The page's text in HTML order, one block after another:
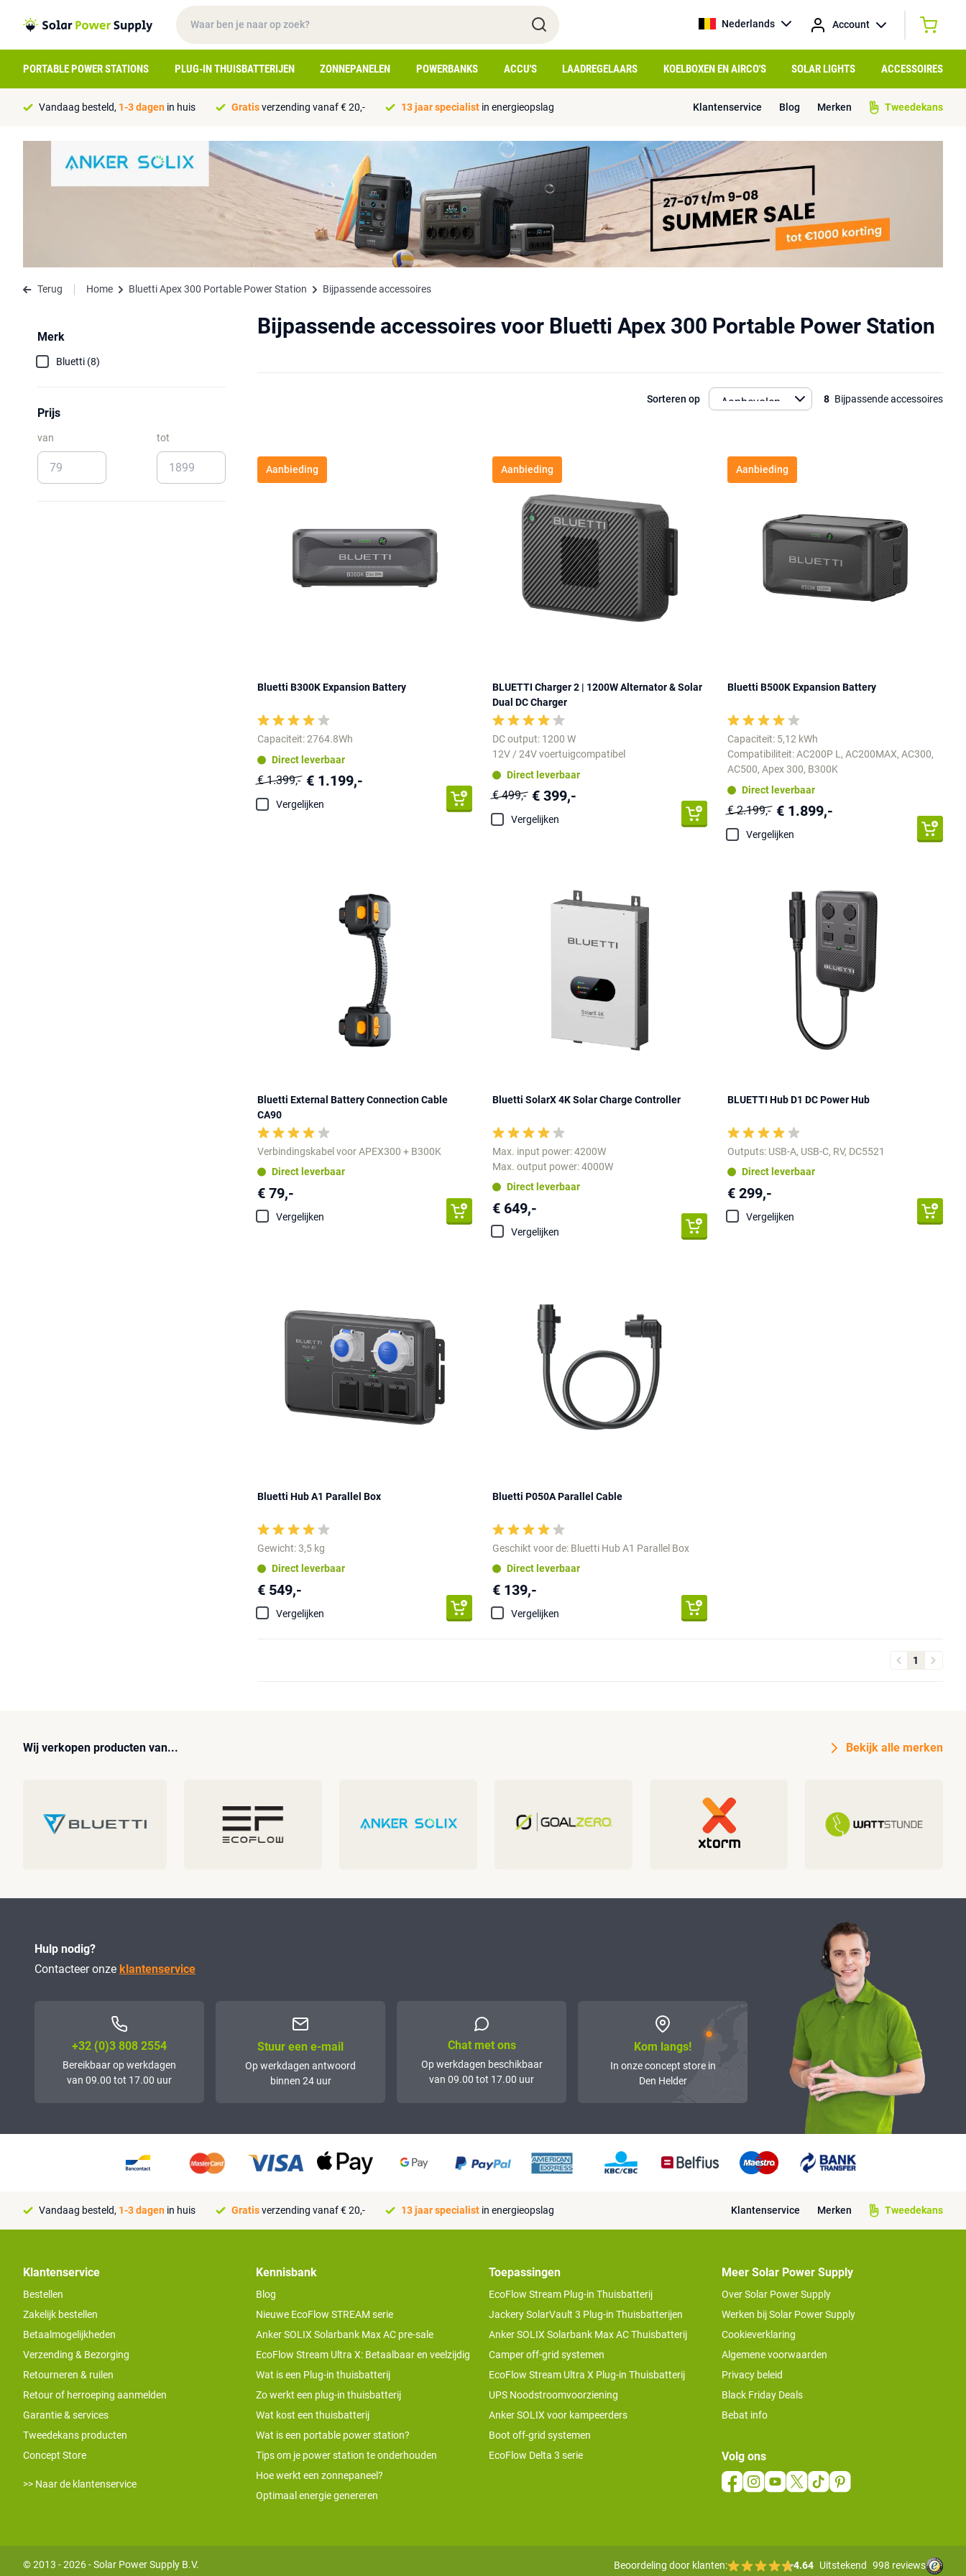
Nederlands Account
PORTABLE POWER STATIONS PLUG-IN THUISBATTERIJEN ZONNEPANELEN POWERBANKS ACCU'S LAADREGELAARS KOELBOXEN EN AIRCO'S SOLAR LIGHTS ACCESSOIRES
Vandaag besteld, 1-3 dagen in huis Gratisverzending vanaf € 20,- 13 jaar specialist in energieopslag Klantenservice Blog Merken Tweedekans
Terug Home Bluetti Apex 300 Portable Power Station Bijpassende accessoires
Merk
Bluetti (8)
Prijs
van tot
Bijpassende accessoires voor Bluetti Apex 300 Portable Power Station
Sorteren op 8 Bijpassende accessoires
Aanbieding
Bluetti B300K Expansion Battery
Capaciteit: 2764.8Wh
Direct leverbaar
€ 1.399,- € 1.199,-
Vergelijken
Aanbieding
BLUETTI Charger 2 | 1200W Alternator & Solar
Dual DC Charger
DC output: 1200 W
12V / 24V voertuigcompatibel
Direct leverbaar
€ 499,- € 399,-
Vergelijken
Aanbieding
Bluetti B500K Expansion Battery
Capaciteit: 5,12 kWh
Compatibiliteit: AC200P L, AC200MAX, AC300,
AC500, Apex 300, B300K
Direct leverbaar
€ 2.199,- € 1.899,-
Vergelijken
Bluetti External Battery Connection Cable
CA90
Verbindingskabel voor APEX300 + B300K
Direct leverbaar
€ 79,-
Vergelijken
Bluetti SolarX 4K Solar Charge Controller
Max. input power: 4200W
Max. output power: 4000W
Direct leverbaar
€ 649,-
Vergelijken
BLUETTI Hub D1 DC Power Hub
Outputs: USB-A, USB-C, RV, DC5521
Direct leverbaar
€ 299,-
Vergelijken
Bluetti Hub A1 Parallel Box
Gewicht: 3,5 kg
Direct leverbaar
€ 549,-
Vergelijken
Bluetti P050A Parallel Cable
Geschikt voor de: Bluetti Hub A1 Parallel Box
Direct leverbaar
€ 139,-
Vergelijken
1
Wij verkopen producten van... Bekijk alle merken
Hulp nodig?
Contacteer onze klantenservice
+32 (0)3 808 2554
Bereikbaar op werkdagen
van 09.00 tot 17.00 uur
Stuur een e-mail
Op werkdagen antwoord
binnen 24 uur
Chat met ons
Op werkdagen beschikbaar
van 09.00 tot 17.00 uur
Kom langs!
In onze concept store in
Den Helder
Vandaag besteld, 1-3 dagen in huis Gratisverzending vanaf € 20,- 13 jaar specialist in energieopslag Klantenservice Merken Tweedekans
Klantenservice
Bestellen
Zakelijk bestellen
Betaalmogelijkheden
Verzending & Bezorging
Retourneren & ruilen
Retour of herroeping aanmelden
Garantie & services
Tweedekans producten
Concept Store
>> Naar de klantenservice
Kennisbank
Blog
Nieuwe EcoFlow STREAM serie
Anker SOLIX Solarbank Max AC pre-sale
EcoFlow Stream Ultra X: Betaalbaar en veelzijdig
Wat is een Plug-in thuisbatterij
Zo werkt een plug-in thuisbatterij
Wat kost een thuisbatterij
Wat is een portable power station?
Tips om je power station te onderhouden
Hoe werkt een zonnepaneel?
Optimaal energie genereren
Toepassingen
EcoFlow Stream Plug-in Thuisbatterij
Jackery SolarVault 3 Plug-in Thuisbatterijen
Anker SOLIX Solarbank Max AC Thuisbatterij
Camper off-grid systemen
EcoFlow Stream Ultra X Plug-in Thuisbatterij
UPS Noodstroomvoorziening
Anker SOLIX voor kampeerders
Boot off-grid systemen
EcoFlow Delta 3 serie
Meer Solar Power Supply
Over Solar Power Supply
Werken bij Solar Power Supply
Cookieverklaring
Algemene voorwaarden
Privacy beleid
Black Friday Deals
Bebat info
Volg ons
© 2013 - 2026 - Solar Power Supply B.V. Beoordeling door klanten: 4.64 Uitstekend 998 reviews